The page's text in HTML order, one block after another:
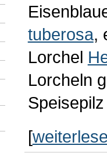
tuberosa,
Lorchel
Lorcheln
[